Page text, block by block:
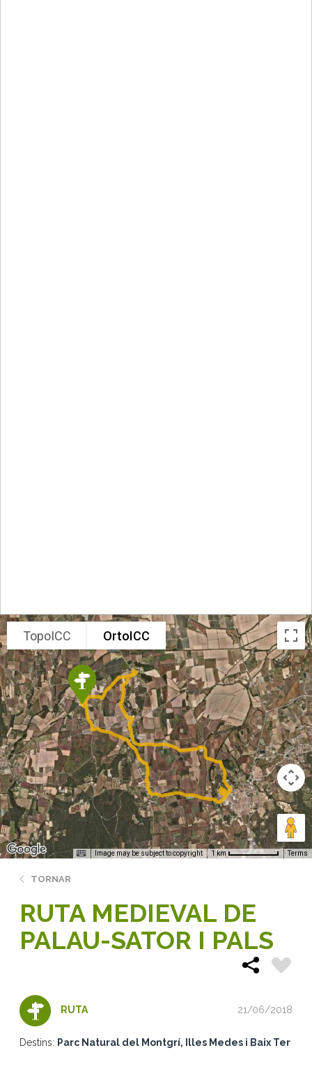
TopoICC OrtoICC
Image may be subject to copyright 1 km Terms
TORNAR
RUTA MEDIEVAL DE
PALAU-SATOR I PALS
RUTA 21/06/2018
Destins: Parc Natural del Montgrí, Illes Medes i Baix Ter